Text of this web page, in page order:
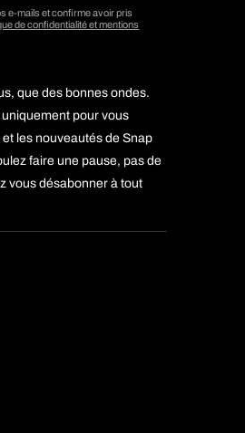
e-mails et confirme avoir pris
de confidentialité et mentions
que des bonnes ondes.
pour vous
les nouveautés de Snap
faire une pause, pas de
vous désabonner à tout